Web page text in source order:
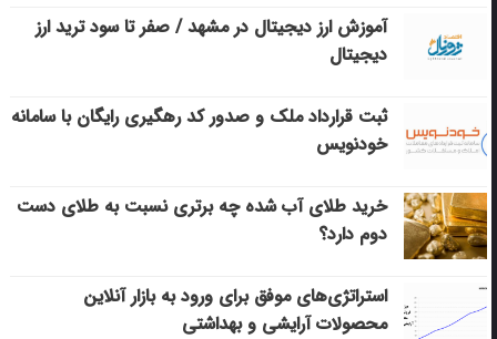
آموزش ارز دیجیتال در مشهد / صفر تا سود ترید ارز
دیجیتال
ثبت قرارداد ملک و صدور کد رهگیری رایگان با سامانه
خودنویس
خرید طلای آب شده چه برتری نسبت به طلای دست
دوم دارد؟
استراتژی‌های موفق برای ورود به بازار آنلاین
محصولات آرایشی و بهداشتی